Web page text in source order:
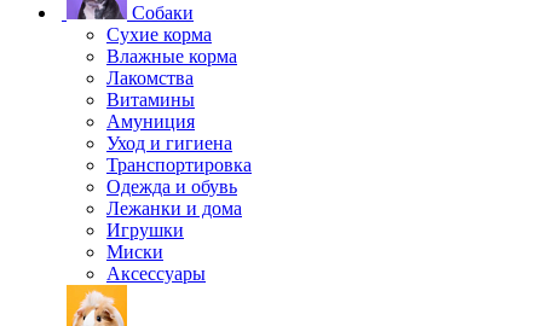
Собаки
Сухие корма
Влажные корма
Лакомства
Витамины
Амуниция
Уход и гигиена
Транспортировка
Одежда и обувь
Лежанки и дома
Игрушки
Миски
Аксессуары